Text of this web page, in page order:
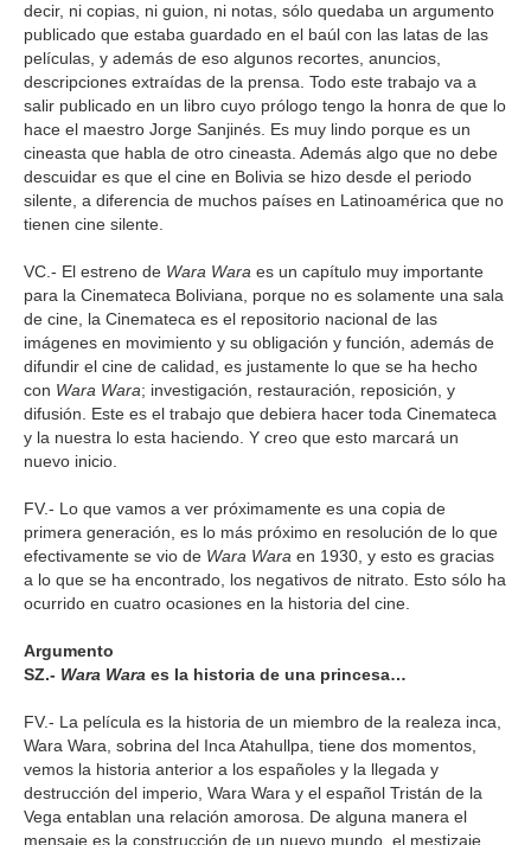
decir, ni copias, ni guion, ni notas, sólo quedaba un argumento
publicado que estaba guardado en el baúl con las latas de las
películas, y además de eso algunos recortes, anuncios,
descripciones extraídas de la prensa. Todo este trabajo va a
salir publicado en un libro cuyo prólogo tengo la honra de que lo
hace el maestro Jorge Sanjinés. Es muy lindo porque es un
cineasta que habla de otro cineasta. Además algo que no debe
descuidar es que el cine en Bolivia se hizo desde el periodo
silente, a diferencia de muchos países en Latinoamérica que no
tienen cine silente.
VC.- El estreno de Wara Wara es un capítulo muy importante
para la Cinemateca Boliviana, porque no es solamente una sala
de cine, la Cinemateca es el repositorio nacional de las
imágenes en movimiento y su obligación y función, además de
difundir el cine de calidad, es justamente lo que se ha hecho
con Wara Wara; investigación, restauración, reposición, y
difusión. Este es el trabajo que debiera hacer toda Cinemateca
y la nuestra lo esta haciendo. Y creo que esto marcará un
nuevo inicio.
FV.- Lo que vamos a ver próximamente es una copia de
primera generación, es lo más próximo en resolución de lo que
efectivamente se vio de Wara Wara en 1930, y esto es gracias
a lo que se ha encontrado, los negativos de nitrato. Esto sólo ha
ocurrido en cuatro ocasiones en la historia del cine.
Argumento
SZ.- Wara Wara es la historia de una princesa…
FV.- La película es la historia de un miembro de la realeza inca,
Wara Wara, sobrina del Inca Atahullpa, tiene dos momentos,
vemos la historia anterior a los españoles y la llegada y
destrucción del imperio, Wara Wara y el español Tristán de la
Vega entablan una relación amorosa. De alguna manera el
mensaje es la construcción de un nuevo mundo, el mestizaje.